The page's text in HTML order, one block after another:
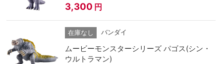
3,300 円
在庫なし バンダイ
ムービーモンスターシリーズ パゴス(シン・
ウルトラマン)